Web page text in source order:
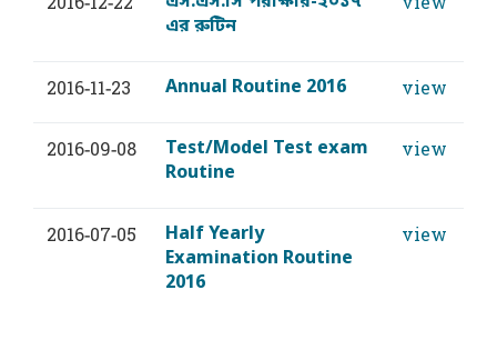
এর রুটিন
2016-11-23 Annual Routine 2016 view
2016-09-08
Test/Model Test exam
Routine
view
2016-07-05
Half Yearly
Examination Routine
2016
view